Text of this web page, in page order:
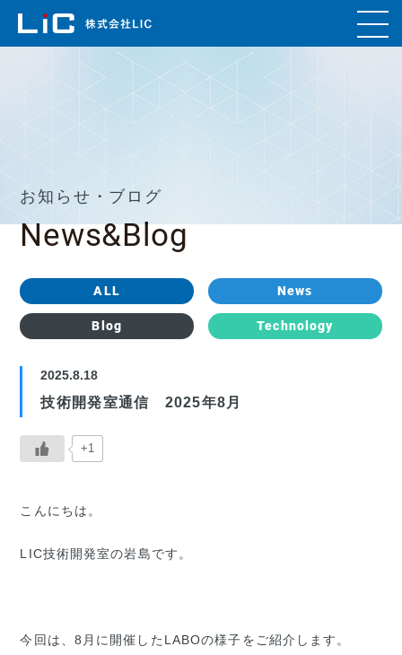
お知らせ・ブログ
News&Blog
ALL News
Blog Technology
2025.8.18
技術開発室通信 2025年8月
+1
こんにちは。
LIC技術開発室の岩島です。
今回は、8月に開催したLABOの様子をご紹介します。